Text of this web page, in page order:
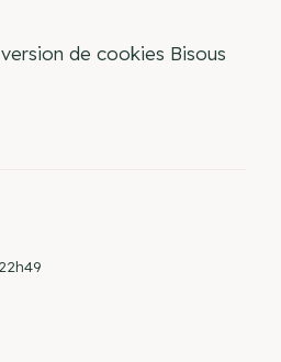
de cookies Bisous